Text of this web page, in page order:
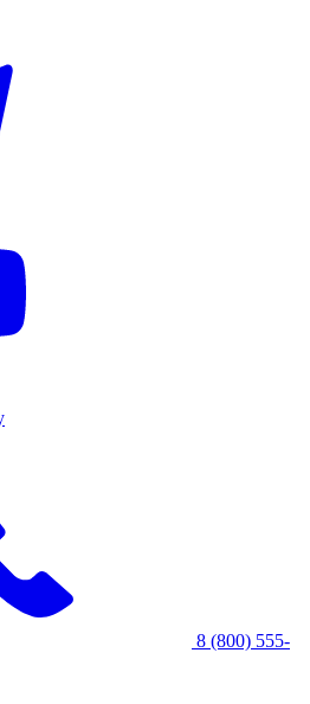
8 (800) 555-